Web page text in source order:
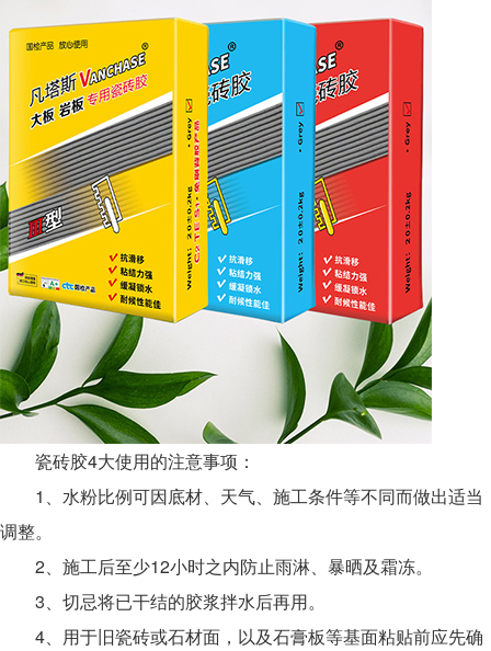
瓷砖胶4大使用的注意事项：
1、水粉比例可因底材、天气、施工条件等不同而做出适当
调整。
2、施工后至少12小时之内防止雨淋、暴晒及霜冻。
3、切忌将已干结的胶浆拌水后再用。
4、用于旧瓷砖或石材面，以及石膏板等基面粘贴前应先确